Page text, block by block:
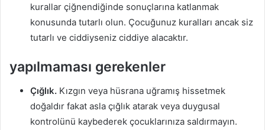
kurallar çiğnendiğinde sonuçlarına katlanmak
konusunda tutarlı olun. Çocuğunuz kuralları ancak siz
tutarlı ve ciddiyseniz ciddiye alacaktır.
yapılmaması gerekenler
Çığlık. Kızgın veya hüsrana uğramış hissetmek
doğaldır fakat asla çığlık atarak veya duygusal
kontrolünü kaybederek çocuklarınıza saldırmayın.